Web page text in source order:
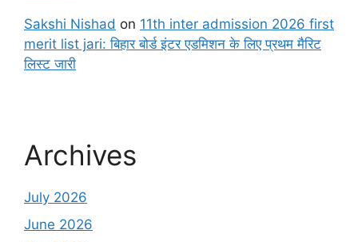
Sakshi Nishad on 11th inter admission 2026 first
merit list jari: बिहार बोर्ड इंटर एडमिशन के लिए प्रथम मैरिट
लिस्ट जारी
Archives
July 2026
June 2026